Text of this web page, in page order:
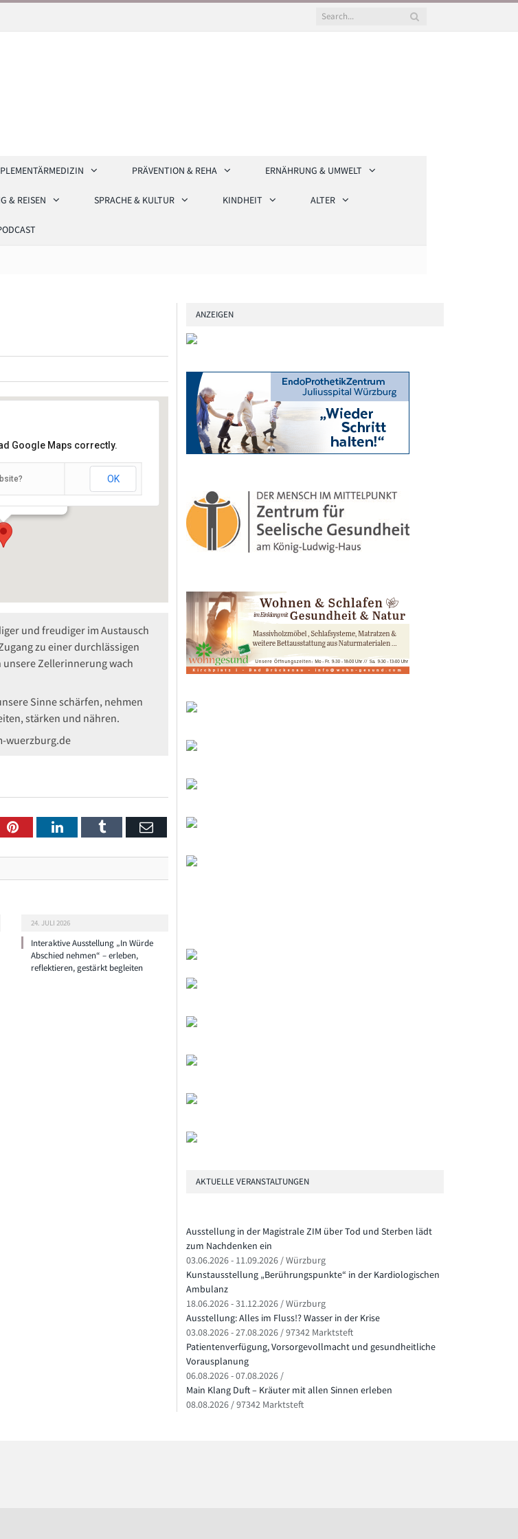
PRÄVENTION & REHA ERNÄHRUNG & UMWELT
& REISEN SPRACHE & KULTUR KINDHEIT ALTER
Google Maps correctly.
OK
und freudiger im Austausch
zu einer durchlässigen
Zellerinnerung wach
Sinne schärfen, nehmen
stärken und nähren.
wuerzburg.de
PinterestLinkedInTumblr Email
24. JULI 2026
Interaktive Ausstellung „In Würde
Abschied nehmen“ – erleben,
reflektieren, gestärkt begleiten
ANZEIGEN
AKTUELLE VERANSTALTUNGEN
Ausstellung in der Magistrale ZIM über Tod und Sterben lädt
zum Nachdenken ein
03.06.2026 - 11.09.2026 / Würzburg
Kunstausstellung „Berührungspunkte“ in der Kardiologischen
Ambulanz
18.06.2026 - 31.12.2026 / Würzburg
Ausstellung: Alles im Fluss!? Wasser in der Krise
03.08.2026 - 27.08.2026 / 97342 Marktsteft
Patientenverfügung, Vorsorgevollmacht und gesundheitliche
Vorausplanung
06.08.2026 - 07.08.2026 /
Main Klang Duft – Kräuter mit allen Sinnen erleben
08.08.2026 / 97342 Marktsteft